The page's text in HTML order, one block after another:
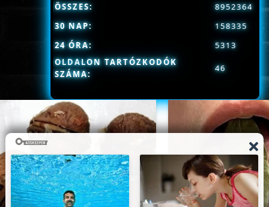
OLDALON TARTÓZKODÓK
SZÁMA:
46
ÖSSZES:
8952364
30 NAP:
158335
24 ÓRA:
5313